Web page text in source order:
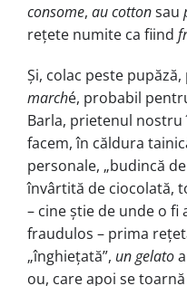
consome, au cottonsau
rețete numite ca fiind
Și, colac peste
marché, probabil
Barla, prietenul nostru
facem, în căldura
personale, „budincă
învârtită de ciocolată,
– cine știe de unde o fi
fraudulos – prima
„înghiețată”, un gelato
ou, care apoi se toarnă